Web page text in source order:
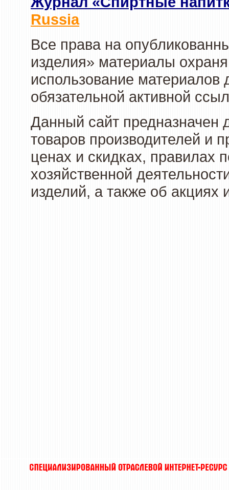
Russia
Все права на
изделия» материалы
использование материалов
обязательной активной
Данный сайт предназначен
товаров производителей и
ценах и скидках, правилах
хозяйственной
изделий, а также об